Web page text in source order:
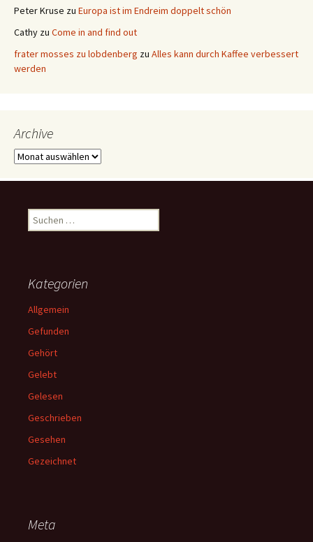
Peter Kruse zu Europa ist im Endreim doppelt schön
Cathy zu Come in and find out
frater mosses zu lobdenberg zu Alles kann durch Kaffee verbessert
werden
Archive
Archive
Suchen
nach:
Kategorien
Allgemein
Gefunden
Gehört
Gelebt
Gelesen
Geschrieben
Gesehen
Gezeichnet
Meta